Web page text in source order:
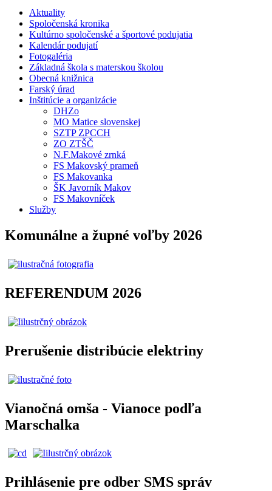
Aktuality
Spoločenská kronika
Kultúrno spoločenské a športové podujatia
Kalendár podujatí
Fotogaléria
Základná škola s materskou školou
Obecná knižnica
Farský úrad
Inštitúcie a organizácie
DHZo
MO Matice slovenskej
SZTP ZPCCH
ZO ZTŠČ
N.F.Makové zrnká
FS Makovský prameň
FS Makovanka
ŠK Javorník Makov
FS Makovníček
Služby
Komunálne a župné voľby 2026
REFERENDUM 2026
Prerušenie distribúcie elektriny
Vianočná omša - Vianoce podľa
Marschalka
Prihlásenie pre odber SMS správ